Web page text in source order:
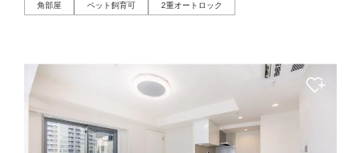
角部屋 ペット飼育可 2重オートロック